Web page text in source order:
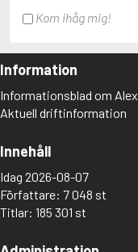
Kom ihåg mig!
Information
Informationsblad om Alex
Aktuell driftinformation
Innehåll
Idag 2026-08-07
Författare: 7 048 st
Titlar: 185 301 st